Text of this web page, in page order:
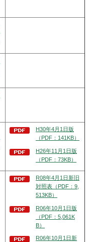
H30年4月1日版
（PDF：141KB）
H26年11月1日版
（PDF：73KB）
R08年4月1日新旧
対照表（PDF：9,
513KB）
R06年10月1日版
（PDF：5,061K
B）
R06年10月1日新